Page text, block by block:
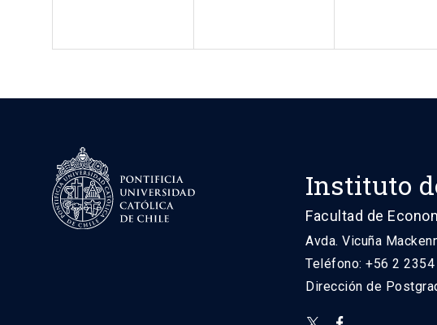
Instituto
Facultad de
Avda. Vicuña
Teléfono: +56 2 2354
Dirección de